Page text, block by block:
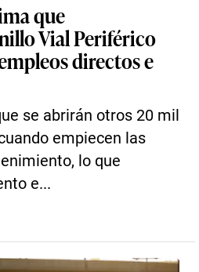
que
Vial Periférico
directos e
se abrirán otros 20 mil
empiecen las
lo que
e...